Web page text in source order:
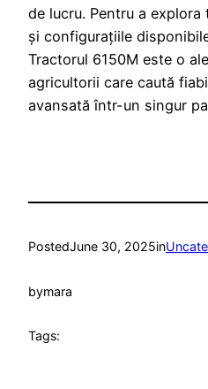
de lucru. Pentru a
și configurațiile
Tractorul 6150M este o
agricultorii care caută
avansată într-un singur
PostedJune 30, 2025in
bymara
Tags: